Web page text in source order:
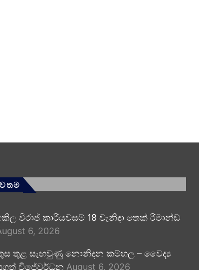
විරාජ් කාරියවසම් 18 වැනිදා තෙක් රිමාන්ඩ්
6, 2026
තුළ සැඟවුණු නොනිදන කම්හල – වෛද්‍ය
විජේවර්ධන August 6, 2026